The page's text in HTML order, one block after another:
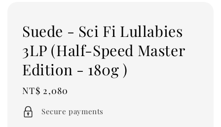
Suede - Sci Fi Lullabies
3LP (Half-Speed Master
Edition - 180g )
Regular
price
NT$ 2,080
Secure payments